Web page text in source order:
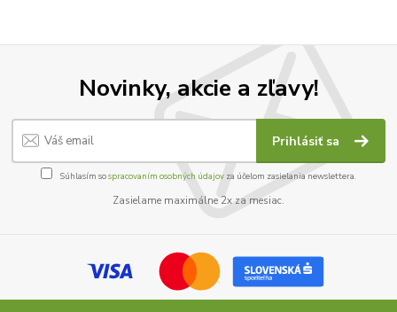
Novinky, akcie a zľavy!
Prihlásiť sa
Súhlasím sospracovaním osobných údajov za účelom zasielania newslettera.
Zasielame maximálne 2x za mesiac.